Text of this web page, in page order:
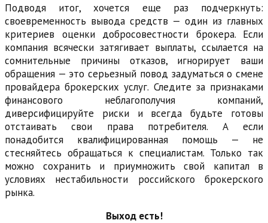
Подводя итог, хочется еще раз подчеркнуть:
своевременность вывода средств — один из главных
критериев оценки добросовестности брокера. Если
компания всячески затягивает выплаты, ссылается на
сомнительные причины отказов, игнорирует ваши
обращения — это серьезный повод задуматься о смене
провайдера брокерских услуг. Следите за признаками
финансового неблагополучия компаний,
диверсифицируйте риски и всегда будьте готовы
отстаивать свои права потребителя. А если
понадобится квалифицированная помощь — не
стесняйтесь обращаться к специалистам. Только так
можно сохранить и приумножить свой капитал в
условиях нестабильности российского брокерского
рынка.
Выход есть!